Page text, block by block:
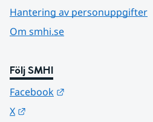
Hantering av personuppgifter
Om smhi.se
Följ SMHI
Facebook
X